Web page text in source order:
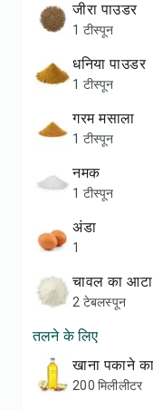
जीरा पाउडर
1 टीस्पून
धनिया पाउडर
1 टीस्पून
गरम मसाला
1 टीस्पून
नमक
1 टीस्पून
अंडा
1
चावल का आटा
2 टेबलस्पून
तलने के लिए
खाना पकाने
200 मिलीलीटर